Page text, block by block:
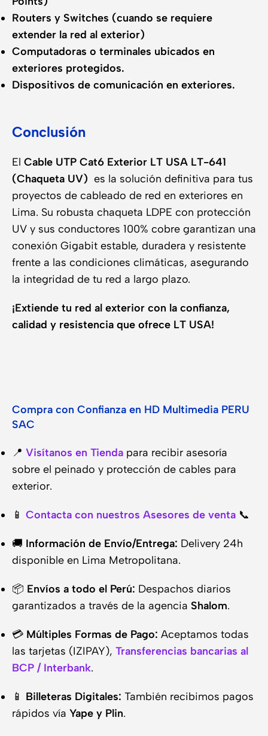
Routers y Switches (cuando se requiere
extender la red al exterior)
Computadoras o terminales ubicados en
exteriores protegidos.
Dispositivos de comunicación en exteriores.
Conclusión
El Cable UTP Cat6 Exterior LT USA LT-641
(Chaqueta UV) es la solución definitiva para tus
proyectos de cableado de red en exteriores en
Lima. Su robusta chaqueta LDPE con protección
UV y sus conductores 100% cobre garantizan una
conexión Gigabit estable, duradera y resistente
frente a las condiciones climáticas, asegurando
la integridad de tu red a largo plazo.
¡Extiende tu red al exterior con la confianza,
calidad y resistencia que ofrece LT USA!
Compra con Confianza en HD Multimedia PERU
SAC
📍 Visítanos en Tienda para recibir asesoría
sobre el peinado y protección de cables para
exterior.
📱 Contacta con nuestros Asesores de venta 📞
🚚 Información de Envío/Entrega: Delivery 24h
disponible en Lima Metropolitana.
📦 Envíos a todo el Perú: Despachos diarios
garantizados a través de la agencia Shalom.
💳 Múltiples Formas de Pago: Aceptamos todas
las tarjetas (IZIPAY), Transferencias bancarias al
BCP / Interbank.
📱 Billeteras Digitales: También recibimos pagos
rápidos vía Yape y Plin.